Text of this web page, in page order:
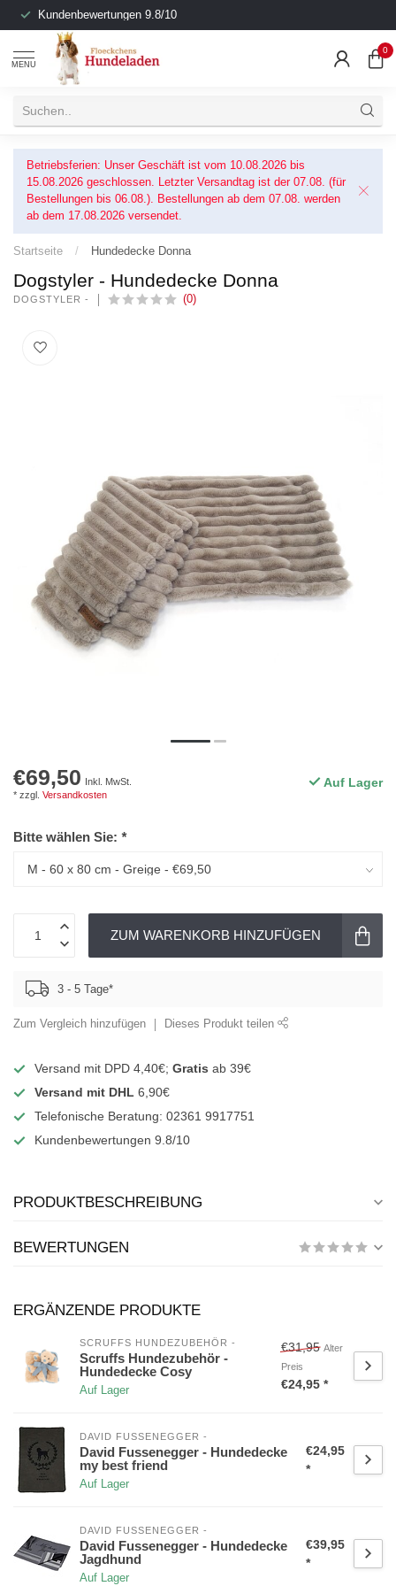
Kundenbewertungen 9.8/10
MENU
0
Betriebsferien: Unser Geschäft ist vom 10.08.2026 bis
15.08.2026 geschlossen. Letzter Versandtag ist der 07.08. (für
Bestellungen bis 06.08.). Bestellungen ab dem 07.08. werden
ab dem 17.08.2026 versendet.
Startseite / Hundedecke Donna
Dogstyler - Hundedecke Donna
DOGSTYLER - (0)
€69,50
Inkl. MwSt.
* zzgl. Versandkosten
Auf Lager
Bitte wählen Sie: *
ZUM WARENKORB HINZUFÜGEN
3 - 5 Tage*
Zum Vergleich hinzufügen Dieses Produkt teilen
Versand mit DPD 4,40€; Gratis ab 39€
Versand mit DHL 6,90€
Telefonische Beratung: 02361 9917751
Kundenbewertungen 9.8/10
PRODUKTBESCHREIBUNG
BEWERTUNGEN
ERGÄNZENDE PRODUKTE
SCRUFFS HUNDEZUBEHÖR -
Scruffs Hundezubehör -
Hundedecke Cosy
Auf Lager
€31,95 Alter
Preis
€24,95 *
DAVID FUSSENEGGER -
David Fussenegger - Hundedecke
my best friend
Auf Lager
€24,95
*
DAVID FUSSENEGGER -
David Fussenegger - Hundedecke
Jagdhund
Auf Lager
€39,95
*